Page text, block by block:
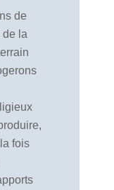
de
de la
fois